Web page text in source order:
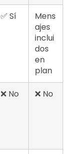
✅ Sí
Mens
ajes
inclui
dos
en
plan
❌ No ❌ No